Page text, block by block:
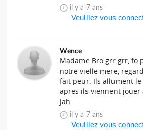
il y a 7 ans
Veuillez vous
Wence
Madame Bro grr grr, fo
notre vielle mere,
fait peur. Ils allument
apres ils viennent jouer
Jah
il y a 7 ans
Veuillez vous